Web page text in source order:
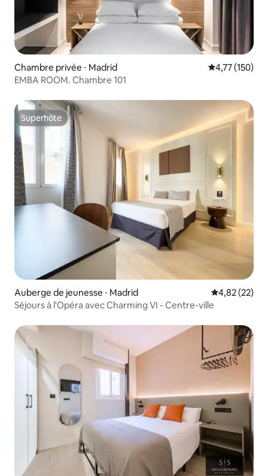
Chambre privée ⋅ Madrid Évaluation
4,77 (150)
EMBA ROOM. Chambre 101
Superhôte
Superhôte
Auberge de jeunesse ⋅ Madrid Évaluation
4,82 (22)
Séjours à l'Opéra avec Charming VI - Centre-ville